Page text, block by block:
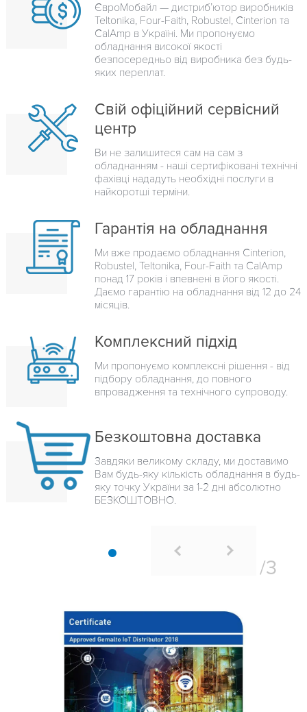
ЄвроМобайл — дистрибʼютор виробників
Teltonika, Four-Faith, Robustel, Cinterion та
CalAmp в Україні. Ми пропонуємо
обладнання високої якості
безпосередньо від виробника без будь-
яких переплат.
Свій офіційний сервісний
центр
Ви не залишитеся сам на сам з
обладнанням - наші сертифіковані технічні
фахівці нададуть необхідні послуги в
найкоротші терміни.
Гарантія на обладнання
Ми вже продаємо обладнання Cinterion,
Robustel, Teltonika, Four-Faith та CalAmp
понад 17 років і впевнені в його якості.
Даємо гарантію на обладнання від 12 до 24
місяців.
Комплексний підхід
Ми пропонуємо комплексні рішення - від
підбору обладнання, до повного
впровадження та технічного супроводу.
Безкоштовна доставка
Завдяки великому складу, ми доставимо
Вам будь-яку кількість обладнання в будь-
яку точку України за 1-2 дні абсолютно
БЕЗКОШТОВНО.